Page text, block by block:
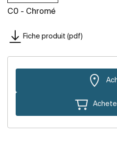
C0 - Chromé
Fiche produit (pdf)